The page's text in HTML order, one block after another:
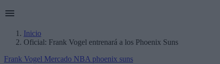
Breadcrumb
Inicio
Oficial: Frank Vogel entrenará a los Phoenix Suns
Frank Vogel Mercado NBA phoenix suns